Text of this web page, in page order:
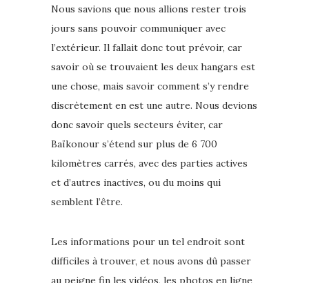
Nous savions que nous allions rester trois
jours sans pouvoir communiquer avec
l’extérieur. Il fallait donc tout prévoir, car
savoir où se trouvaient les deux hangars est
une chose, mais savoir comment s’y rendre
discrètement en est une autre. Nous devions
donc savoir quels secteurs éviter, car
Baïkonour s’étend sur plus de 6 700
kilomètres carrés, avec des parties actives
et d’autres inactives, ou du moins qui
semblent l’être.
Les informations pour un tel endroit sont
difficiles à trouver, et nous avons dû passer
au peigne fin les vidéos, les photos en ligne